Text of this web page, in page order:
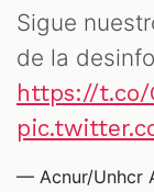
Sigue
de la
https://t.co/
— Acnur/Unhcr